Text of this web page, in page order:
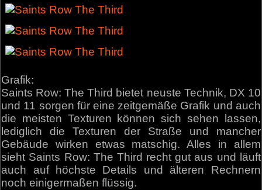
Grafik:
Saints Row: The Third bietet neuste Technik, DX 10
und 11 sorgen für eine zeitgemäße Grafik und auch
die meisten Texturen können sich sehen lassen,
lediglich die Texturen der Straße und mancher
Gebäude wirken etwas matschig. Alles in allem
sieht Saints Row: The Third recht gut aus und läuft
auch auf höchste Details und älteren Rechnern
noch einigermaßen flüssig.